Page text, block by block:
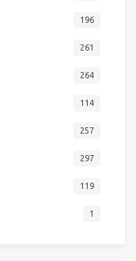
196
261
264
114
257
297
119
1